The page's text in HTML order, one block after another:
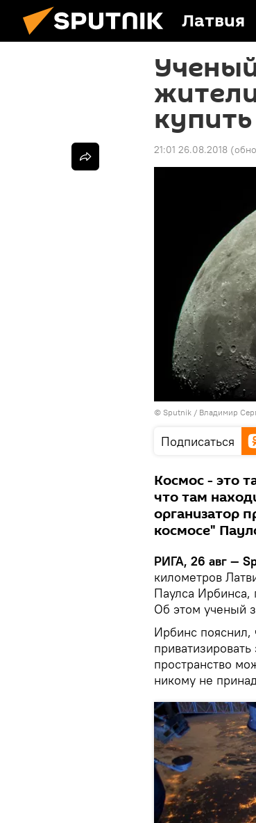
Латвия
21:01 26.08.2018
© Sputnik / Владимир
Подписаться
Космос - это
что там
организатор
космосе"
РИГА, 26 авг —
километров
Паулса Ирбинса,
Об этом ученый
Ирбинс
пространство
никому не